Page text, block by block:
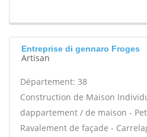
Entreprise di gennaro Froges
Artisan
Département: 38
Construction de Maison
dappartement / de maison -
Ravalement de façade -